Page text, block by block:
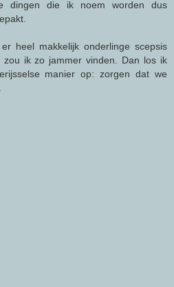
dingen die ik noem worden dus
heel makkelijk onderlinge scepsis
zou ik zo jammer vinden. Dan los ik
manier op: zorgen dat we